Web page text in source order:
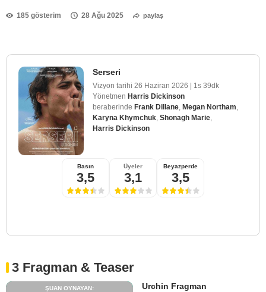
185 gösterim 28 Ağu 2025 paylaş
Serseri
Vizyon tarihi 26 Haziran 2026 | 1s 39dk
Yönetmen Harris Dickinson
beraberinde Frank Dillane Megan Northam
Karyna Khymchuk Shonagh Marie
Harris Dickinson
Basın
3,5
Üyeler
3,1
Beyazperde
3,5
3 Fragman & Teaser
ŞUAN OYNAYAN: Urchin Fragman